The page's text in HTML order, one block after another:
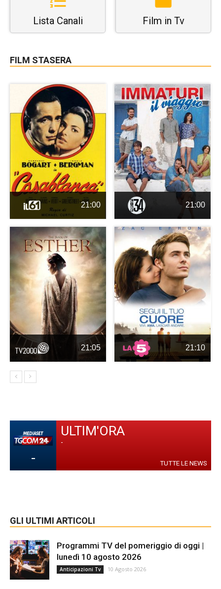
Lista Canali Film in Tv
FILM STASERA
21:00 21:00
21:05 21:10
-
ULTIM'ORA
-
TUTTE LE NEWS
GLI ULTIMI ARTICOLI
Programmi TV del pomeriggio di oggi |
lunedì 10 agosto 2026
Anticipazioni Tv 10 Agosto 2026